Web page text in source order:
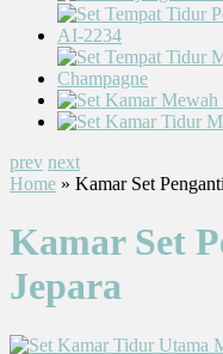
prev next
Home » Kamar Set
Kamar Set
Jepara